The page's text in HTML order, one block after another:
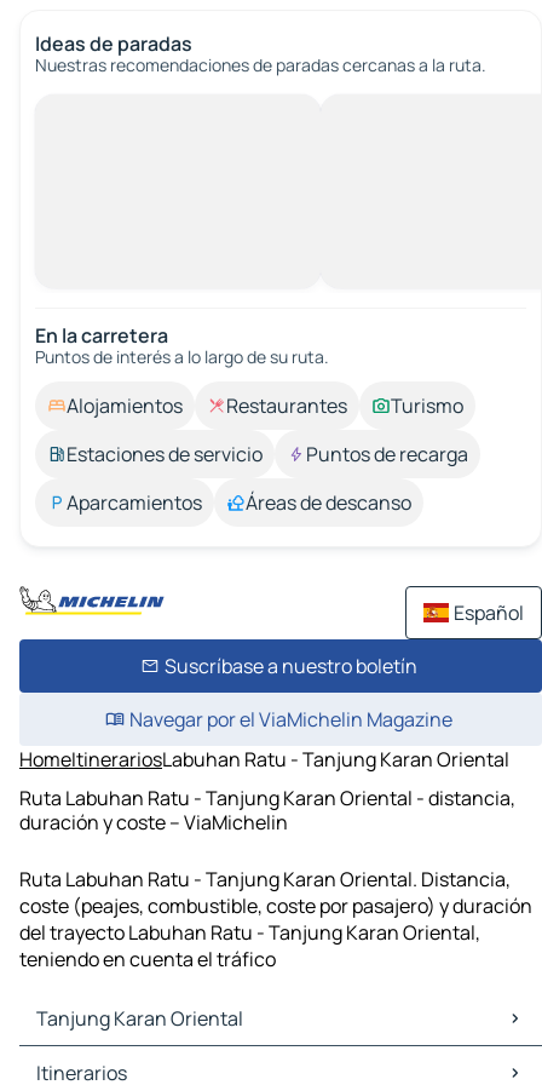
Ideas de paradas
Nuestras recomendaciones de paradas cercanas a la ruta.
En la carretera
Puntos de interés a lo largo de su ruta.
Alojamientos Restaurantes
Turismo
Estaciones de servicio
Puntos de recarga
Aparcamientos
Áreas de descanso
Español
Suscríbase a nuestro boletín
Navegar por el ViaMichelin Magazine
HomeItinerariosLabuhan Ratu - Tanjung Karan Oriental
Ruta Labuhan Ratu - Tanjung Karan Oriental - distancia,
duración y coste – ViaMichelin
Ruta Labuhan Ratu - Tanjung Karan Oriental. Distancia,
coste (peajes, combustible, coste por pasajero) y duración
del trayecto Labuhan Ratu - Tanjung Karan Oriental,
teniendo en cuenta el tráfico
Tanjung Karan Oriental
Tanjung Karan Oriental Mapas Planos
Itinerarios